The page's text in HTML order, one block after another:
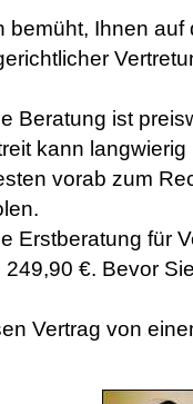
bemüht, Ihnen
Beratung ist
kann
vorab zum
Erstberatung für
249,90 €. Bevor
Vertrag von